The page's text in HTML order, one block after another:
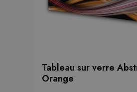
Tableau sur verre
Orange